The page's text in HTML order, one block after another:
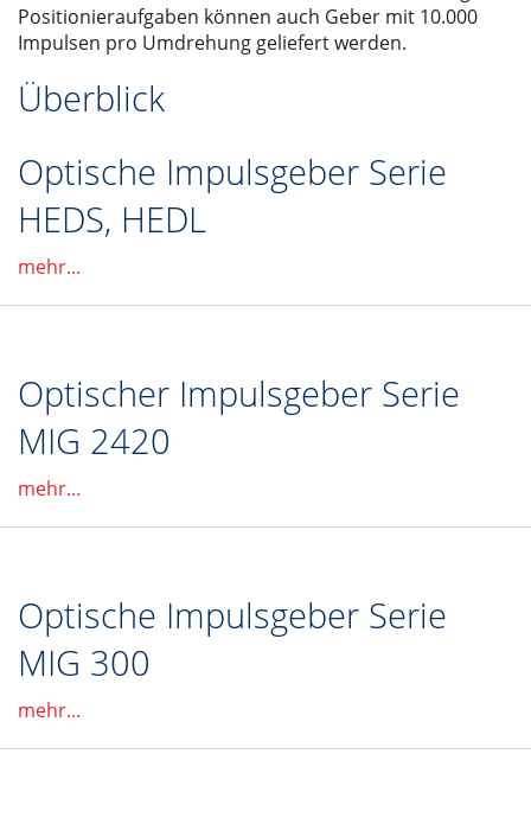
Positionieraufgaben können auch Geber mit 10.000
Impulsen pro Umdrehung geliefert werden.
Überblick
Optische Impulsgeber Serie
HEDS, HEDL
mehr...
Optischer Impulsgeber Serie
MIG 2420
mehr...
Optische Impulsgeber Serie
MIG 300
mehr...